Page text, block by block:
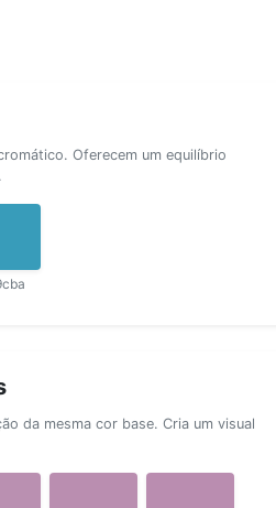
Oferecem um equilíbrio
da mesma cor base. Cria um visual